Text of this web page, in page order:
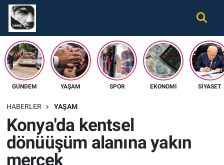
GÜNDEM YAŞAM SPOR EKONOMI SIYASET
HABERLER YAŞAM
Konya'da kentsel
dönüüşüm alanına yakın
mercek
Gündem
Ekonomi
Spor
Tüm Haberler
Nöbetçi Eczaneler
Hava Durumu
Namaz Vakitleri
Süper Lig Puan Durumu ve Fikstür